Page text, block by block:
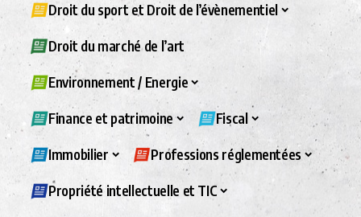
Droit du sport et Droit de l’évènementiel
Droit du marché de l’art
Environnement / Energie
Finance et patrimoine Fiscal
Immobilier Professions réglementées
Propriété intellectuelle et TIC